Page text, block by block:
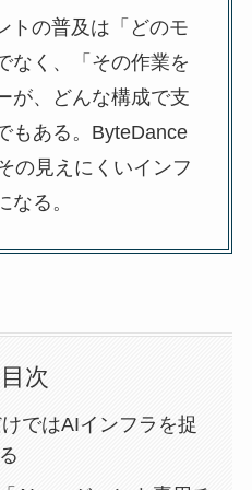
トの普及は「どのモ
なく、「その作業を
が、どんな構成で支
もある。ByteDance
の見えにくいインフ
なる。
目次
ではAIインフラを捉